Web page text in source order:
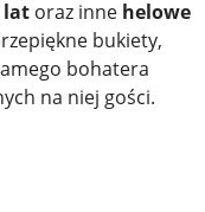
lat oraz inne helowe
bukiety,
bohatera
na niej gości.